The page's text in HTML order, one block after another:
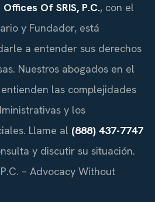
Offices Of SRIS, P.C., con el
y Fundador, está
a entender sus derechos
Nuestros abogados en el
las complejidades
y los
Llame al (888) 437-7747
y discutir su situación.
– Advocacy Without